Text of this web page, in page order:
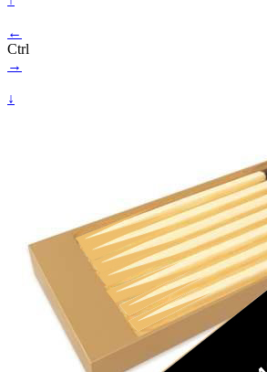
←
Ctrl
→
↓